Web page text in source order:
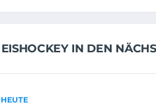
EISHOCKEY IN DEN
HEUTE